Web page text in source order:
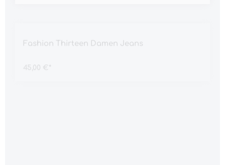
Fashion Thirteen Damen Jeans
45,00 €*